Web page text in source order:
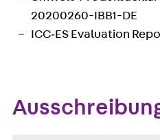
20200260-IBB1-DE
ICC‐ES Evaluation